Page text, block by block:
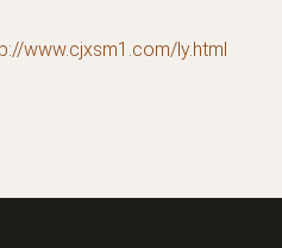
www.cjxsm1.com/ly.html